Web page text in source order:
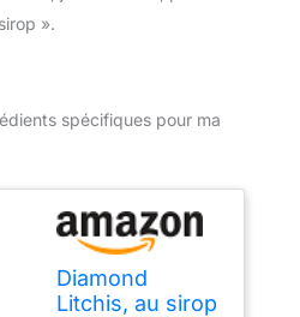
».
spécifiques pour ma
Diamond
Litchis, au sirop